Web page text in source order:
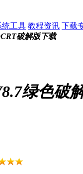
统工具 教程资讯 下载
破解版下载
绿色破